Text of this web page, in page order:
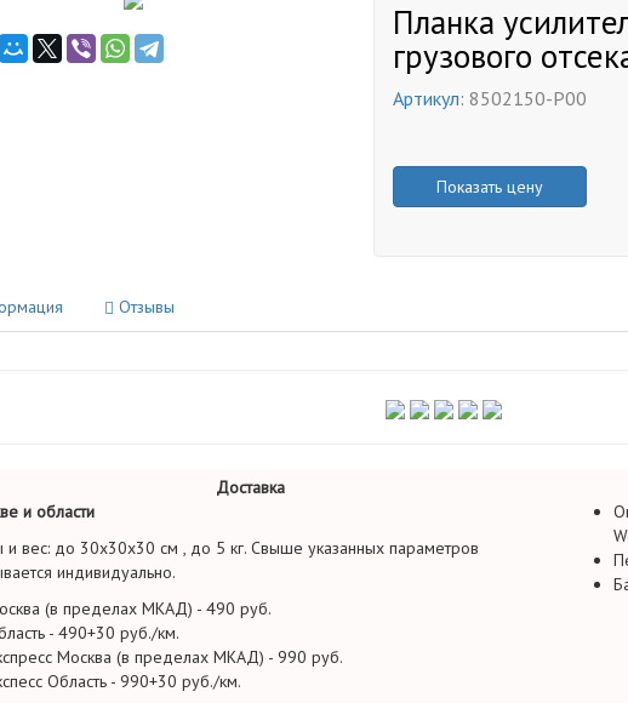
Планка
грузового
Артикул: 8502150-P00
Показать цену
Отзывы
Доставка
и области
и вес: до 30х30х30 см , до 5 кг. Свыше указанных параметров
индивидуально.
(в пределах МКАД) - 490 руб.
- 490+30 руб./км.
Москва (в пределах МКАД) - 990 руб.
Область - 990+30 руб./км.